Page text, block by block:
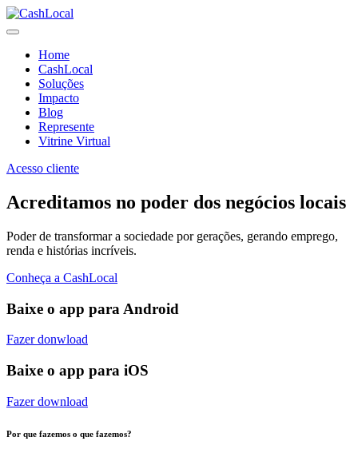
Home
CashLocal
Soluções
Impacto
Blog
Represente
Vitrine Virtual
Acesso cliente
Acreditamos no poder dos negócios locais
Poder de transformar a sociedade por gerações, gerando emprego,
renda e histórias incríveis.
Conheça a CashLocal
Baixe o app para Android
Fazer donwload
Baixe o app para iOS
Fazer download
Por que fazemos o que fazemos?